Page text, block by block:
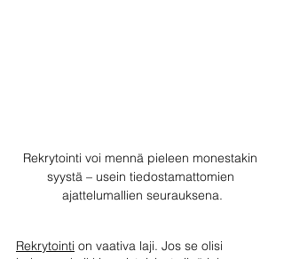
Rekrytointi voi mennä pieleen monestakin
syystä – usein tiedostamattomien
ajattelumallien seurauksena.
Rekrytointi on vaativa laji. Jos se olisi